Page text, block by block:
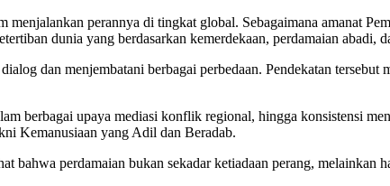
perannya di tingkat global. Sebagaimana amanat
dunia yang berdasarkan kemerdekaan, perdamaian abadi,
dan menjembatani berbagai perbedaan. Pendekatan tersebut
berbagai upaya mediasi konflik regional, hingga konsistensi
Kemanusiaan yang Adil dan Beradab.
perdamaian bukan sekadar ketiadaan perang, melainkan